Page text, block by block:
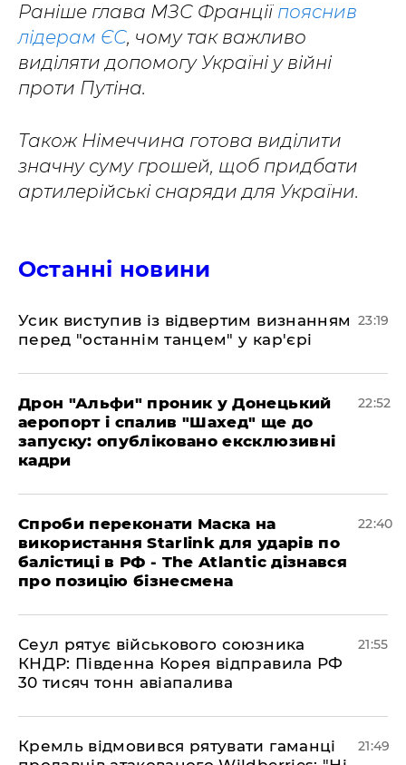
Раніше глава МЗС Франції пояснив
лідерам ЄС, чому так важливо
виділяти допомогу Україні у війні
проти Путіна.
Також Німеччина готова виділити
значну суму грошей, щоб придбати
артилерійські снаряди для України.
Останні новини
​Усик виступив із відвертим визнанням
перед "останнім танцем" у кар'єрі
23:19
​Дрон "Альфи" проник у Донецький
аеропорт і спалив "Шахед" ще до
запуску: опубліковано ексклюзивні
кадри
22:52
​Спроби переконати Маска на
використання Starlink для ударів по
балістиці в РФ - The Atlantic дізнався
про позицію бізнесмена
22:40
​Сеул рятує військового союзника
КНДР: Південна Корея відправила РФ
30 тисяч тонн авіапалива
21:55
​Кремль відмовився рятувати гаманці
21:49